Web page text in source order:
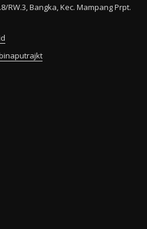
RW.3, Bangka, Kec. Mampang Prpt.